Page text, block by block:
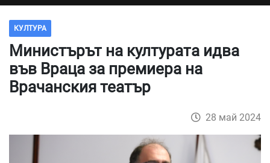
КУЛТУРА
Министърът на културата идва
във Враца за премиера на
Врачанския театър
28 май 2024